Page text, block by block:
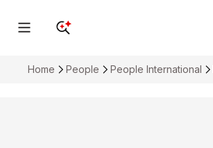
Home People People International